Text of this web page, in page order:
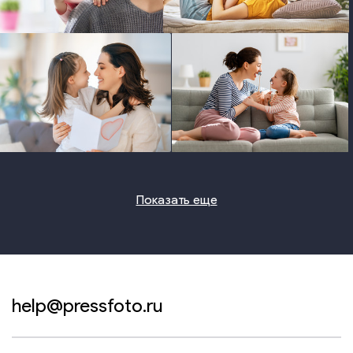
photo photo
photo photo
Показать еще
help@pressfoto.ru